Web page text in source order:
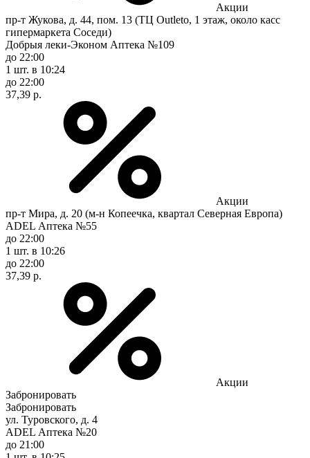
Акции
пр-т Жукова, д. 44, пом. 13 (ТЦ Outleto, 1 этаж, около касс
гипермаркета Соседи)
Добрыя леки-Эконом Аптека №109
до 22:00
1 шт. в 10:24
до 22:00
37,39 р.
Акции
пр-т Мира, д. 20 (м-н Копеечка, квартал Северная Европа)
ADEL Аптека №55
до 22:00
1 шт. в 10:26
до 22:00
37,39 р.
Акции
Забронировать
Забронировать
ул. Туровского, д. 4
ADEL Аптека №20
до 21:00